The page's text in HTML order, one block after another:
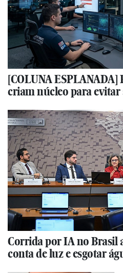
[COLUNA ESPLANADA]
criam núcleo para evitar
Corrida por IA no Brasil
conta de luz e esgotar